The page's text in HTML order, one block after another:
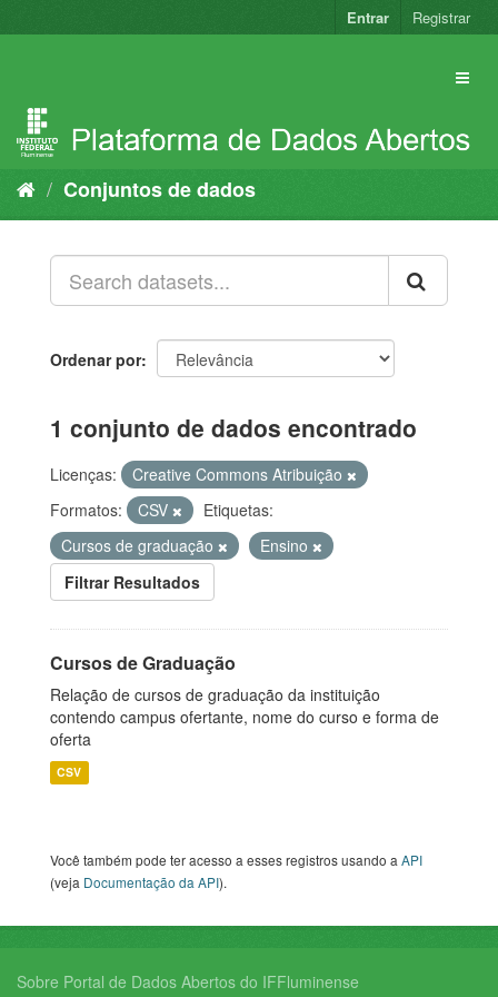
para
Entrar Registrar
Conjuntos de dados
Ordenar por
1 conjunto de dados encontrado
Licenças:
Creative Commons Atribuição
Formatos:
CSV
Etiquetas:
Cursos de graduação
Ensino
Filtrar Resultados
Cursos de Graduação
Relação de cursos de graduação da instituição
contendo campus ofertante, nome do curso e forma de
oferta
CSV
Você também pode ter acesso a esses registros usando aAPI
(veja Documentação da API).
Sobre Portal de Dados Abertos do IFFluminense